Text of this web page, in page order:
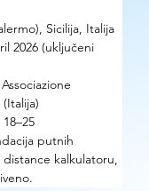
Sicilija, Italija
2026 (uključeni
putnih
kalkulatoru,